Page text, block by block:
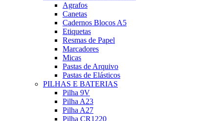
Agrafos
Canetas
Cadernos Blocos A5
Etiquetas
Resmas de Papel
Marcadores
Micas
Pastas de Arquivo
Pastas de Elásticos
PILHAS E BATERIAS
Pilha 9V
Pilha A23
Pilha A27
Pilha CR1220